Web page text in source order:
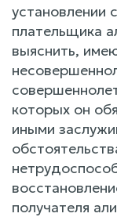
установлении
плательщика
выяснить,
которых он
иными
получателя